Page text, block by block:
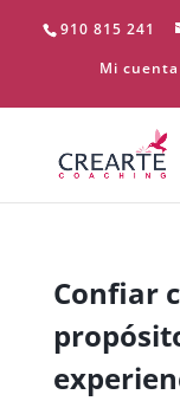
910 815 241
Mi cuenta
Confiar